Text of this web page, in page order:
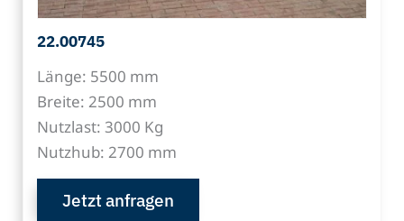
22.00745
Länge: 5500 mm
Breite: 2500 mm
Nutzlast: 3000 Kg
Nutzhub: 2700 mm
Jetzt anfragen